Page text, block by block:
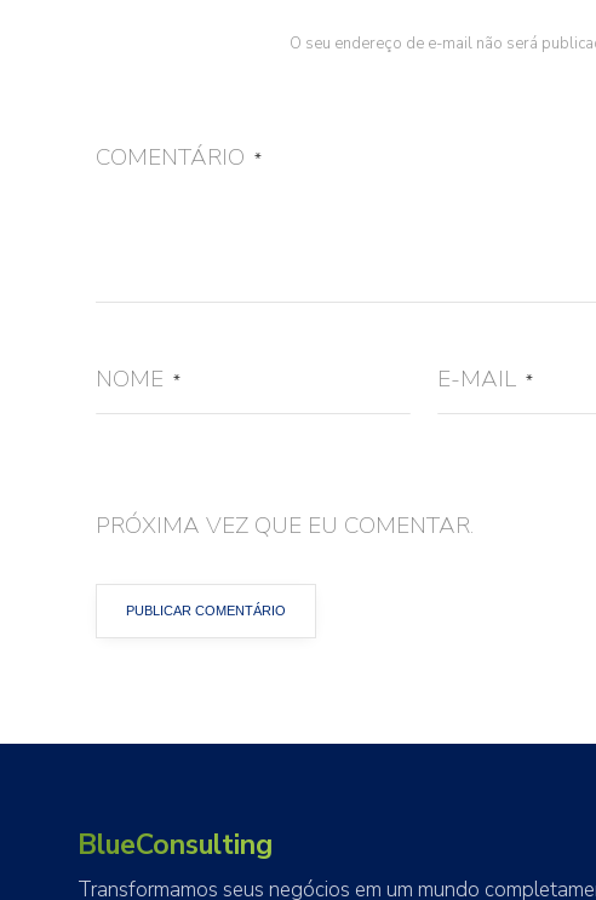
O seu endereço de e-mail não será
COMENTÁRIO *
NOME * E-MAIL *
PRÓXIMA VEZ QUE EU COMENTAR.
BlueConsulting
Transformamos seus negócios em um mundo